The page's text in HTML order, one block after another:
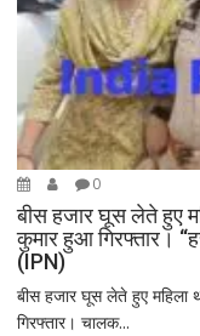
0
बीस हजार घूस लेते हुए
कुमार हुआ गिरफ्तार।
(IPN)
बीस हजार घूस लेते हुए महिला
गिरफ्तार। चालक...